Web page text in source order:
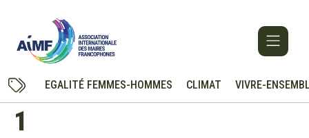
EGALITÉ FEMMES-HOMMES CLIMAT VIVRE-
1